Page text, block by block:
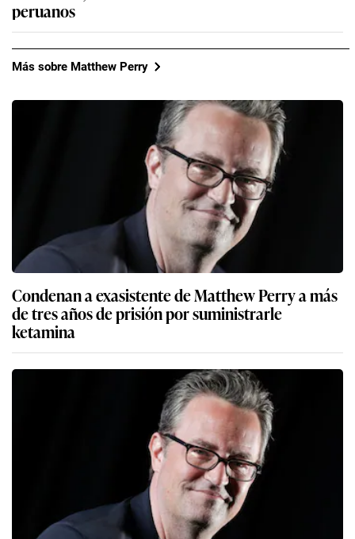
peruanos
Más sobre Matthew Perry
Condenan a exasistente de Matthew Perry a más
de tres años de prisión por suministrarle
ketamina